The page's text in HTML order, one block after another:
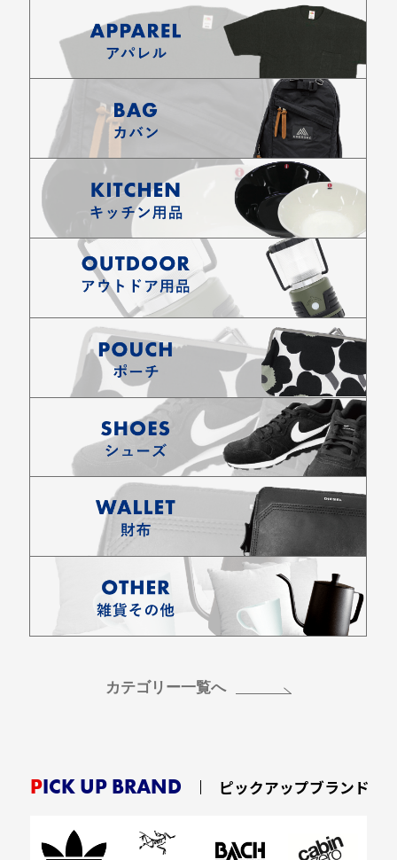
お買い物を続ける カートへ進む
カテゴリー一覧へ
PICK UP BRAND ピックアップブランド